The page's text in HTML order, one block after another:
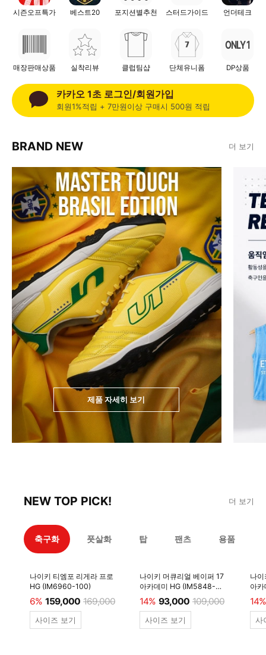
시즌오프특가 베스트20 포지션별추천 스터드가이드 언더테크
매장판매상품 실착리뷰 클럽팀샵 단체유니폼
ONLY 1
DP상품
카카오 1초 로그인/회원가입
회원1%적립 + 7만원이상 구매시 500원 적립
BRAND NEW 더 보기
제품 자세히 보기
NEW TOP PICK! 더 보기
축구화 풋살화 탑 팬츠 용품
나이키 티엠포 리게라 프로
HG (IM6960-100)
6% 159,000 169,000
사이즈 보기
나이키 머큐리얼 베이퍼 17
아카데미 HG (IM5848-
600)
14% 93,000 109,000
사이즈 보기
나
아
14%
사